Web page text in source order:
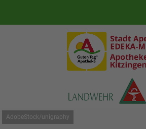
AdobeStock/unigraphy